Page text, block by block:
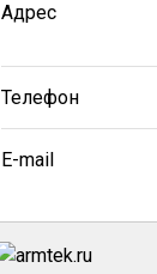
Адрес
Телефон
E-mail